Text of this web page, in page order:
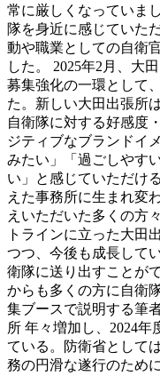
常に厳しくなっていま
隊を身近に感じていた
動や職業としての自衛
した。 2025年2月、大
募集強化の一環として
た。新しい大田出張所
自衛隊に対する好感度
ジティブなブランドイ
みたい」「過ごしやす
い」と感じていただけ
えた事務所に生まれ変
えいただいた多くの方
トラインに立った大田
つつ、今後も成長して
衛隊に送り出すことが
からも多くの方に自衛
集ブースで説明する筆
所 年々増加し、2024年
ている。防衛省として
務の円滑な遂行のため